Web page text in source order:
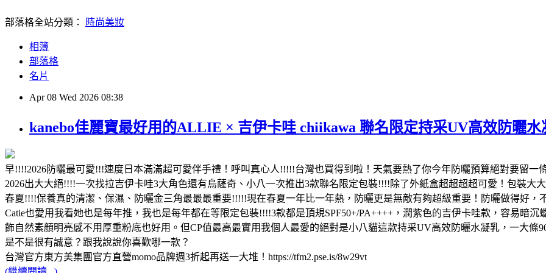
部落格全站分類： 時尚美妝
相簿
部落格
名片
Apr 08 Wed 2026 08:38
kanebo佳麗寶最好用的ALLIE × 吉伊卡哇 chiikawa 聯名限定持采UV高效防曬水
早!!!!2026防曬最可愛!!!速度日本滿滿超可愛伴手禮！呼叫真心人!!!!!台灣也買得到啦！天氣要熱了你今年防曬預算絕對要留一
2026出大大絕!!!!一次找拉吉伊卡哇3大角色還有烏薩奇、小八一次推出3款聯名限定包裝!!!!除了外紙盒超超超超可愛！包裝大
春夏!!!!保養真的清潔、保濕、防曬金三角最最最重要!!!!!現在春夏一年比一年熱，防曬更是無敵有夠超級重要！防曬做得好
Catie也愛用我看她也是每年推，我也是每年都在等限定包裝!!!!3款都是頂規SPF50+/PA++++，潤紫色的吉伊卡哇款，容易暗
飾自然素顏明亮感不用厚重粉底也好用。但CP值最高最實用我個人最愛的絕對是小八貓這款持采UV高效防曬水凝乳，一大
是不是很有誠意？跟我說說你喜歡哪一款？
台灣官方東方美集團官方直營momo品牌週3折起再送一大堆！https://tfm2.pse.is/8w29vt